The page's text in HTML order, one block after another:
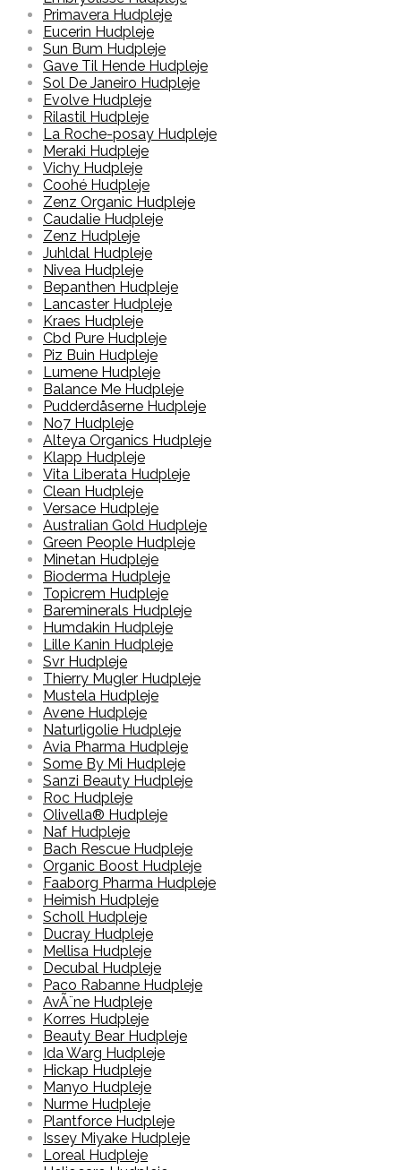
Primavera Hudpleje
Eucerin Hudpleje
Sun Bum Hudpleje
Gave Til Hende Hudpleje
Sol De Janeiro Hudpleje
Evolve Hudpleje
Rilastil Hudpleje
La Roche-posay Hudpleje
Meraki Hudpleje
Vichy Hudpleje
Coohé Hudpleje
Zenz Organic Hudpleje
Caudalie Hudpleje
Zenz Hudpleje
Juhldal Hudpleje
Nivea Hudpleje
Bepanthen Hudpleje
Lancaster Hudpleje
Kraes Hudpleje
Cbd Pure Hudpleje
Piz Buin Hudpleje
Lumene Hudpleje
Balance Me Hudpleje
Pudderdåserne Hudpleje
No7 Hudpleje
Alteya Organics Hudpleje
Klapp Hudpleje
Vita Liberata Hudpleje
Clean Hudpleje
Versace Hudpleje
Australian Gold Hudpleje
Green People Hudpleje
Minetan Hudpleje
Bioderma Hudpleje
Topicrem Hudpleje
Bareminerals Hudpleje
Humdakin Hudpleje
Lille Kanin Hudpleje
Svr Hudpleje
Thierry Mugler Hudpleje
Mustela Hudpleje
Avene Hudpleje
Naturligolie Hudpleje
Avia Pharma Hudpleje
Some By Mi Hudpleje
Sanzi Beauty Hudpleje
Roc Hudpleje
Olivella® Hudpleje
Naf Hudpleje
Bach Rescue Hudpleje
Organic Boost Hudpleje
Faaborg Pharma Hudpleje
Heimish Hudpleje
Scholl Hudpleje
Ducray Hudpleje
Mellisa Hudpleje
Decubal Hudpleje
Paco Rabanne Hudpleje
AvÃ¨ne Hudpleje
Korres Hudpleje
Beauty Bear Hudpleje
Ida Warg Hudpleje
Hickap Hudpleje
Manyo Hudpleje
Nurme Hudpleje
Plantforce Hudpleje
Issey Miyake Hudpleje
Loreal Hudpleje